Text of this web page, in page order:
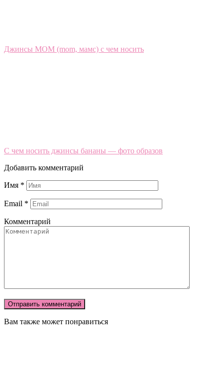
Джинсы МОМ (mom, мамс) с чем носить
C чем носить джинсы бананы — фото образов
Добавить комментарий
Имя *
Email *
Комментарий
Вам также может понравиться